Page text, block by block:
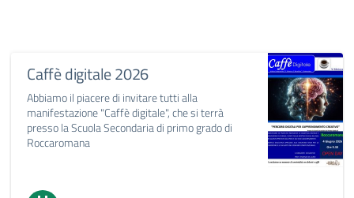
Caffè digitale 2026
Abbiamo il piacere di invitare tutti alla
manifestazione "Caffè digitale", che si terrà
presso la Scuola Secondaria di primo grado di
Roccaromana